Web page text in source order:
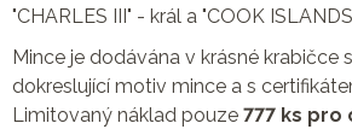
"CHARLES III" - král a "COOK
Mince je dodávána v krásné krabičce
dokreslující motiv mince a s
Limitovaný náklad pouze 777 ks pro